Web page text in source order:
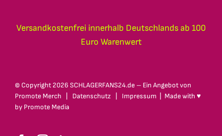
Versandkostenfrei innerhalb Deutschlands ab 100
Euro Warenwert
© Copyright 2026 SCHLAGERFANS24.de – Ein Angebot von
Promote Merch
Datenschutz Impressum | Made with ♥
by Promote Media